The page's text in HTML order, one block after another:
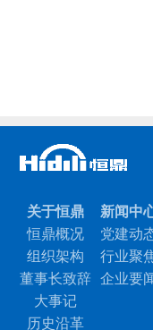
关于恒鼎
恒鼎概况
组织架构
董事长致辞
大事记
历史沿革
新闻中
党建动
行业聚
企业要